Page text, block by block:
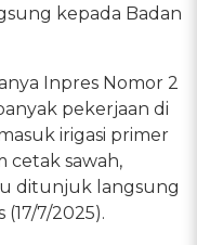
kepada Badan
Inpres Nomor 2
pekerjaan di
irigasi primer
cetak sawah,
ditunjuk langsung
(17/7/2025).